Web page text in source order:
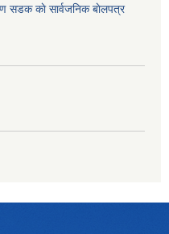
सडक काे सार्वजनिक बाेलपत्र